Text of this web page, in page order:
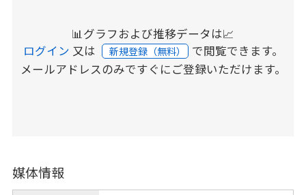
📊グラフおよび推移データは📈
ログイン 又は 新規登録（無料） で閲覧できます。
メールアドレスのみですぐにご登録いただけます。
媒体情報